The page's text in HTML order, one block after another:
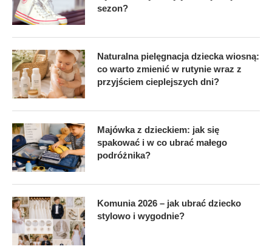
sezon?
Naturalna pielęgnacja dziecka wiosną:
co warto zmienić w rutynie wraz z
przyjściem cieplejszych dni?
Majówka z dzieckiem: jak się
spakować i w co ubrać małego
podróżnika?
Komunia 2026 – jak ubrać dziecko
stylowo i wygodnie?